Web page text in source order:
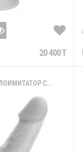
20 400 T
С...